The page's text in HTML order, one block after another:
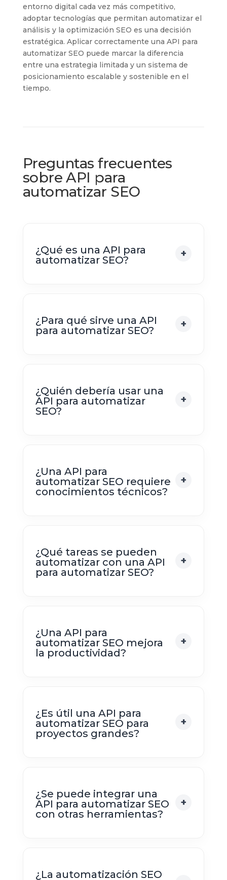
entorno digital cada vez más competitivo,
adoptar tecnologías que permitan automatizar el
análisis y la optimización SEO es una decisión
estratégica. Aplicar correctamente una API para
automatizar SEO puede marcar la diferencia
entre una estrategia limitada y un sistema de
posicionamiento escalable y sostenible en el
tiempo.
Preguntas frecuentes
sobre API para
automatizar SEO
¿Qué es una API para
automatizar SEO?
¿Para qué sirve una API
para automatizar SEO?
¿Quién debería usar una
API para automatizar
SEO?
¿Una API para
automatizar SEO requiere
conocimientos técnicos?
¿Qué tareas se pueden
automatizar con una API
para automatizar SEO?
¿Una API para
automatizar SEO mejora
la productividad?
¿Es útil una API para
automatizar SEO para
proyectos grandes?
¿Se puede integrar una
API para automatizar SEO
con otras herramientas?
¿La automatización SEO